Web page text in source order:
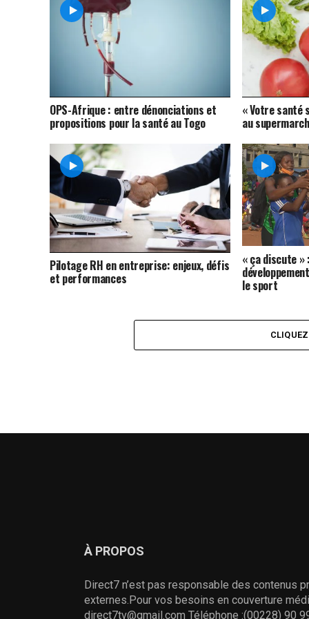
OPS-Afrique : entre dénonciations et
propositions pour la santé au Togo
« Votre santé
au
Pilotage RH en entreprise: enjeux, défis
et performances
« ça discute
le sport
À PROPOS
Direct7 n’est pas responsable des contenus
externes.Pour vos besoins en couverture
direct7tv@gmail.com Téléphone :(00228) 90